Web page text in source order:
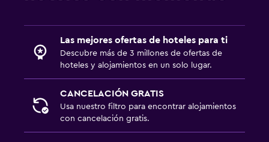
Las mejores ofertas de hoteles para ti
Descubre más de 3 millones de ofertas de
hoteles y alojamientos en un solo lugar.
CANCELACIÓN GRATIS
Usa nuestro filtro para encontrar alojamientos
con cancelación gratis.